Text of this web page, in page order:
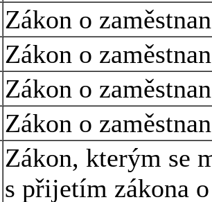
Zákon o
Zákon o
Zákon o
Zákon o
Zákon, kterým se
s přijetím zákona